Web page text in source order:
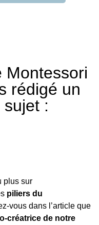
Montessori
rédigé un
:
plus sur
piliers du
vous dans l’article que
créatrice de notre